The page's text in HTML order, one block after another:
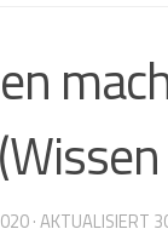
· AKTUALISIERT